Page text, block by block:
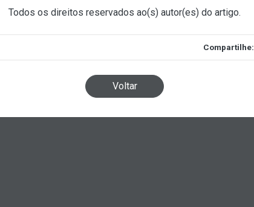
Todos os direitos reservados ao(s) autor(es) do artigo.
Compartilhe:
Voltar